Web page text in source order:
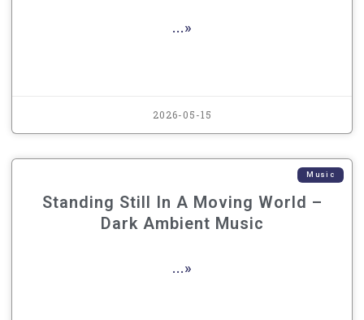
...»
2026-05-15
Music
Standing Still In A Moving World –
Dark Ambient Music
...»